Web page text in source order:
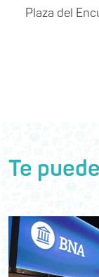
Plaza del
Te